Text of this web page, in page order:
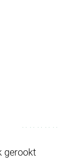
gerookt